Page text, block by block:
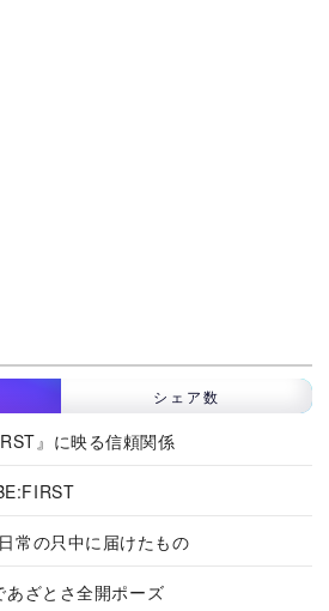
シェア数
』に映る信頼関係
常の只中に届けたもの
ざとさ全開ポーズ